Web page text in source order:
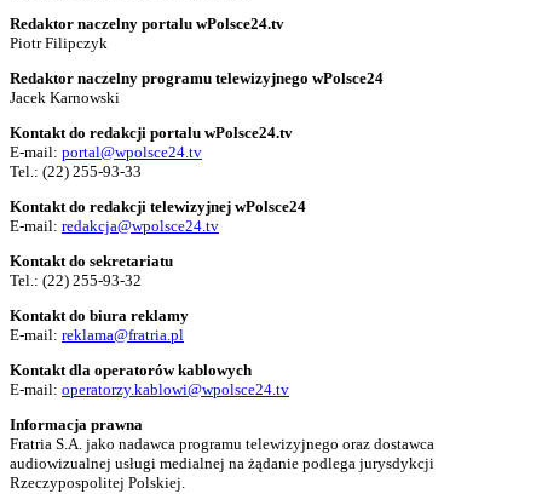
Redaktor naczelny portalu wPolsce24.tv
Piotr Filipczyk
Redaktor naczelny programu telewizyjnego wPolsce24
Jacek Karnowski
Kontakt do redakcji portalu wPolsce24.tv
E-mail: portal@wpolsce24.tv
Tel.: (22) 255-93-33
Kontakt do redakcji telewizyjnej wPolsce24
E-mail: redakcja@wpolsce24.tv
Kontakt do sekretariatu
Tel.: (22) 255-93-32
Kontakt do biura reklamy
E-mail: reklama@fratria.pl
Kontakt dla operatorów kablowych
E-mail: operatorzy.kablowi@wpolsce24.tv
Informacja prawna
Fratria S.A. jako nadawca programu telewizyjnego oraz dostawca
audiowizualnej usługi medialnej na żądanie podlega jurysdykcji
Rzeczypospolitej Polskiej.